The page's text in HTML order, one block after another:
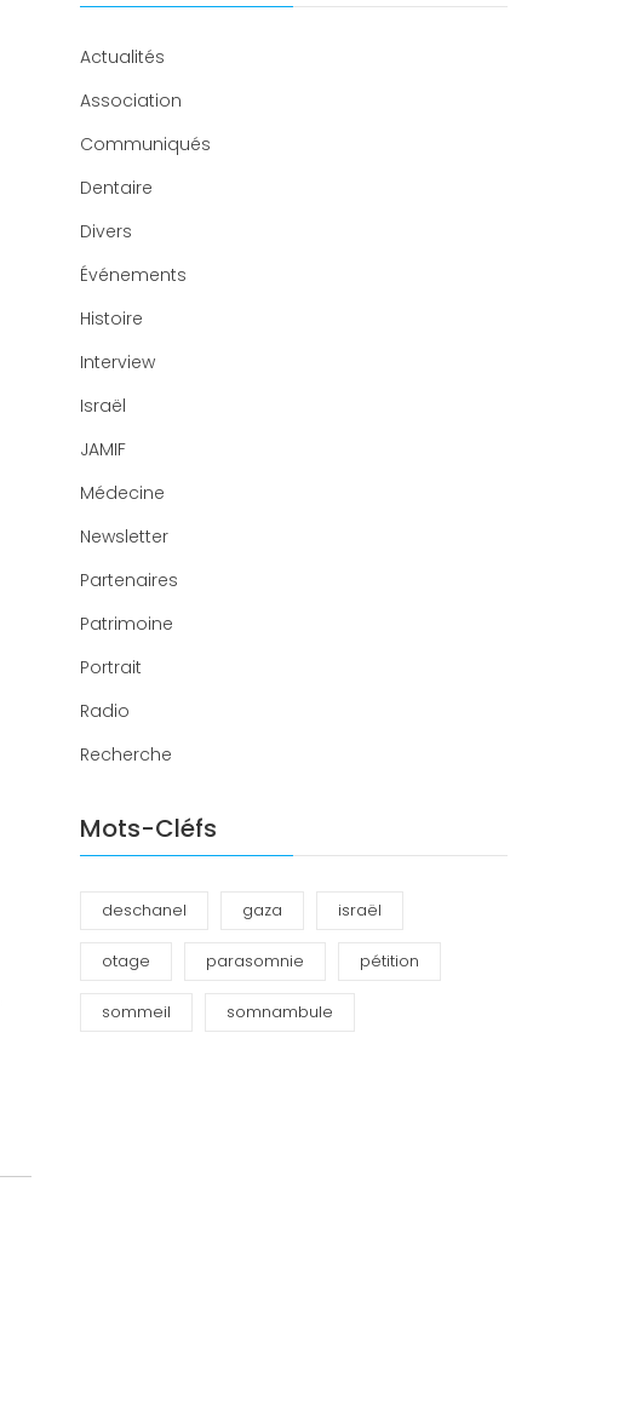
Congrès 2019
Actualités
Association
Communiqués
Dentaire
Divers
Événements
Histoire
Interview
Israël
JAMIF
Médecine
Newsletter
Partenaires
Patrimoine
Portrait
Radio
Recherche
Mots-Cléfs
deschanel gaza israël
otage parasomnie pétition
sommeil somnambule